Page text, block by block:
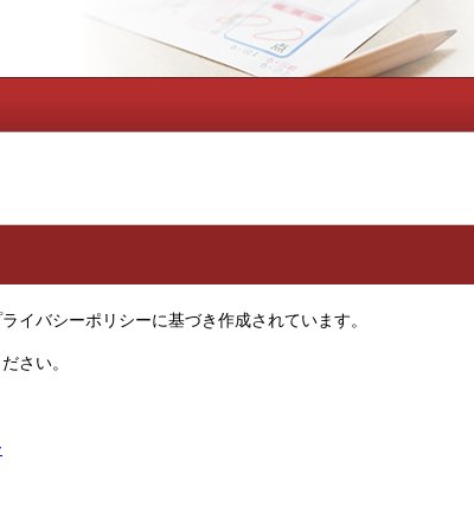
イバシーポリシーに基づき作成されています。
さい。